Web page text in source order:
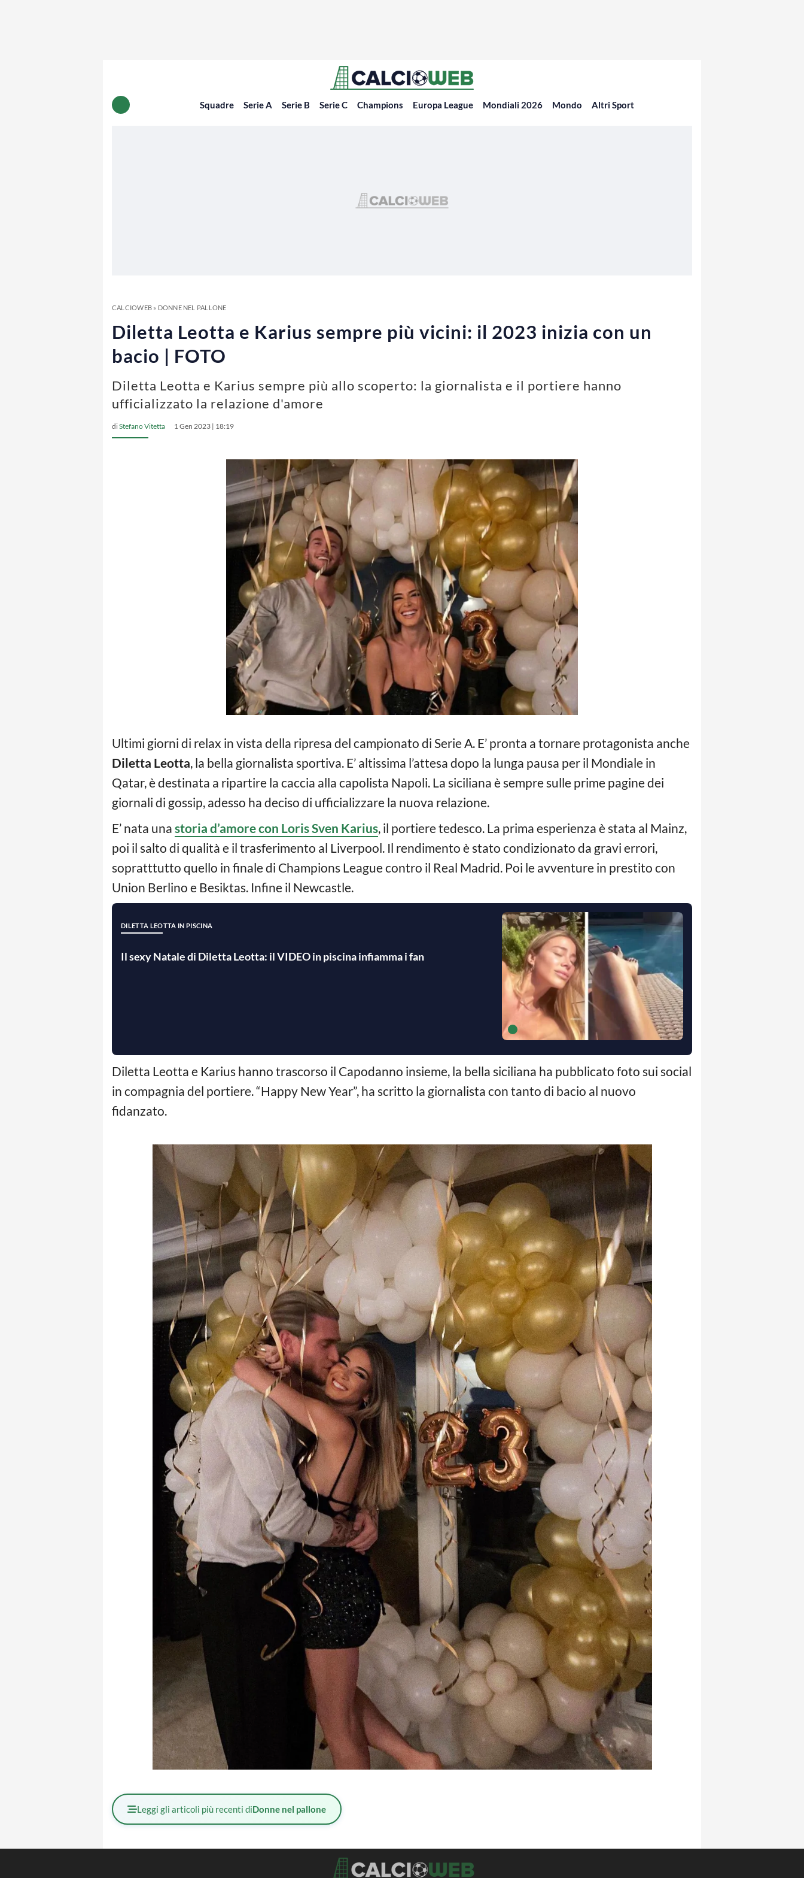
Squadre Serie A Serie B Serie C Champions Europa League Mondiali 2026 Mondo Altri Sport
CALCIOWEB» DONNE NEL PALLONE
Diletta Leotta e Karius sempre più vicini: il 2023 inizia con un
bacio | FOTO
Diletta Leotta e Karius sempre più allo scoperto: la giornalista e il portiere hanno
ufficializzato la relazione d'amore
diStefano Vitetta 1 Gen 2023 | 18:19
Ultimi giorni di relax in vista della ripresa del campionato di Serie A. E’ pronta a tornare protagonista anche
Diletta Leotta, la bella giornalista sportiva. E’ altissima l’attesa dopo la lunga pausa per il Mondiale in
Qatar, è destinata a ripartire la caccia alla capolista Napoli. La siciliana è sempre sulle prime pagine dei
giornali di gossip, adesso ha deciso di ufficializzare la nuova relazione.
E’ nata una storia d’amore con Loris Sven Karius, il portiere tedesco. La prima esperienza è stata al Mainz,
poi il salto di qualità e il trasferimento al Liverpool. Il rendimento è stato condizionato da gravi errori,
sopratttutto quello in finale di Champions League contro il Real Madrid. Poi le avventure in prestito con
Union Berlino e Besiktas. Infine il Newcastle.
DILETTA LEOTTA IN PISCINA
Il sexy Natale di Diletta Leotta: il VIDEO in piscina infiamma i fan
Diletta Leotta e Karius hanno trascorso il Capodanno insieme, la bella siciliana ha pubblicato foto sui social
in compagnia del portiere. “Happy New Year”, ha scritto la giornalista con tanto di bacio al nuovo
fidanzato.
Leggi gli articoli più recenti diDonne nel pallone